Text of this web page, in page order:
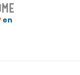
en